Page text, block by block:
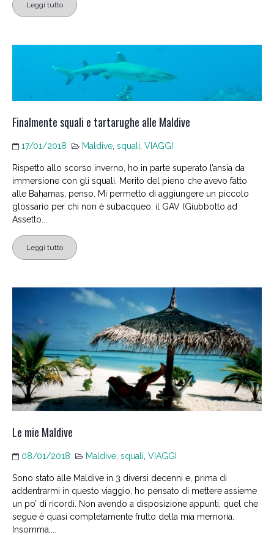
Leggi tutto
Finalmente squali e tartarughe alle Maldive
17/01/2018 Maldive, squali, VIAGGI
Rispetto allo scorso inverno, ho in parte superato l’ansia da
immersione con gli squali. Merito del pieno che avevo fatto
alle Bahamas, penso. Mi permetto di aggiungere un piccolo
glossario per chi non è subacqueo: il GAV (Giubbotto ad
Assetto...
Leggi tutto
Le mie Maldive
08/01/2018 Maldive squali VIAGGI
Sono stato alle Maldive in 3 diversi decenni e, prima di
addentrarmi in questo viaggio, ho pensato di mettere assieme
un po’ di ricordi. Non avendo a disposizione appunti, quel che
segue è quasi completamente frutto della mia memoria.
Insomma,...